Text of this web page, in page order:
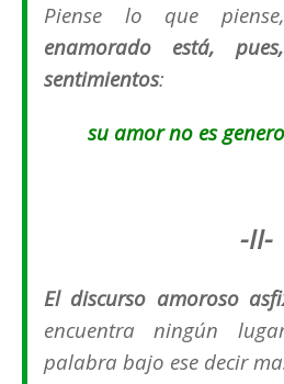
Piense lo que
enamorado está,
sentimientos:
su amor no es
-II-
El discurso amoroso
encuentra ningún
palabra bajo ese decir